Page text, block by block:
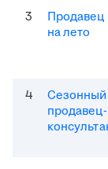
3
Продавец
на лето
4
Сезонный
продавец-